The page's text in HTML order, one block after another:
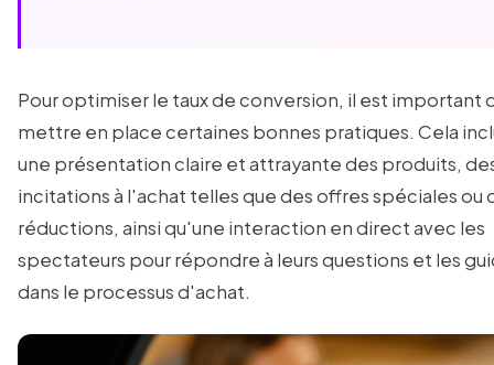
Pour optimiser le taux de conversion, il est important
mettre en place certaines bonnes pratiques. Cela
une présentation claire et attrayante des produits,
incitations à l'achat telles que des offres spéciales ou
réductions, ainsi qu'une interaction en direct avec les
spectateurs pour répondre à leurs questions et les
dans le processus d'achat.